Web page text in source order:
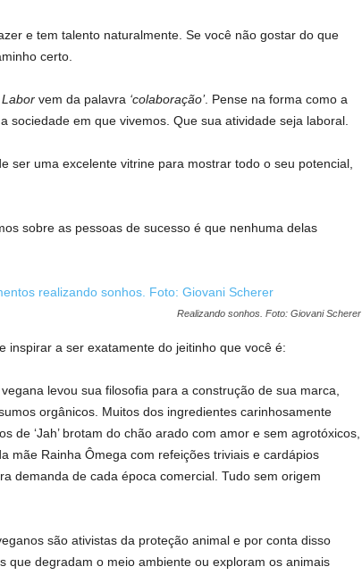
e tem talento naturalmente. Se você não gostar do que
certo.
Laborvem da palavra ‘colaboração’. Pense na forma como a
sociedade em que vivemos. Que sua atividade seja laboral.
ser uma excelente vitrine para mostrar todo o seu potencial,
sobre as pessoas de sucesso é que nenhuma delas
Realizando sonhos. Foto: Giovani Scherer
inspirar a ser exatamente do jeitinho que você é:
levou sua filosofia para a construção de sua marca,
orgânicos. Muitos dos ingredientes carinhosamente
de ‘Jah’ brotam do chão arado com amor e sem agrotóxicos,
mãe Rainha Ômega com refeições triviais e cardápios
demanda de cada época comercial. Tudo sem origem
são ativistas da proteção animal e por conta disso
que degradam o meio ambiente ou exploram os animais